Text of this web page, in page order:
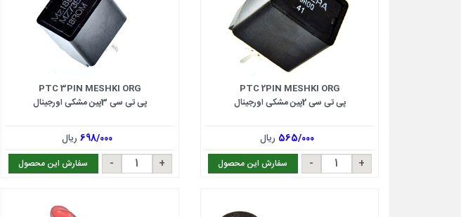
PTC 2PIN MESHKI ORG
پی تی سی 2پین مشکی اورجینال
565/000 ریال
سفارش این محصول
PTC 3PIN MESHKI ORG
پی تی سی 3پین مشکی اورجینال
698/000ریال
سفارش این محصول